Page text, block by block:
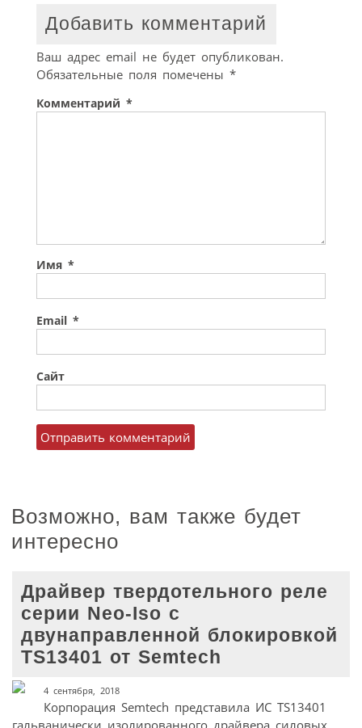
Добавить комментарий
Ваш адрес email не будет опубликован.
Обязательные поля помечены *
Комментарий *
Имя *
Email *
Сайт
Возможно, вам также будет
интересно
Драйвер твердотельного реле
серии Neo-Iso с
двунаправленной блокировкой
TS13401 от Semtech
4 сентября, 2018
Корпорация Semtech представила ИС TS13401